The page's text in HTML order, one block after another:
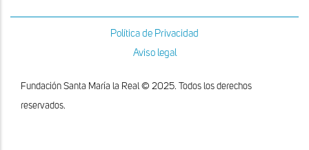
Política de Privacidad
Aviso legal
Fundación Santa María la Real © 2025. Todos los derechos
reservados.